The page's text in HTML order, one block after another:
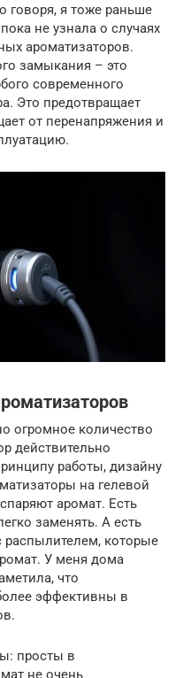
говоря, я тоже раньше
не узнала о случаях
ароматизаторов.
замыкания – это
современного
Это предотвращает
от перенапряжения и
огромное количество
действительно
работы, дизайну
на гелевой
аромат. Есть
заменять. А есть
распылителем, которые
У меня дома
что
эффективны в
просты в
не очень